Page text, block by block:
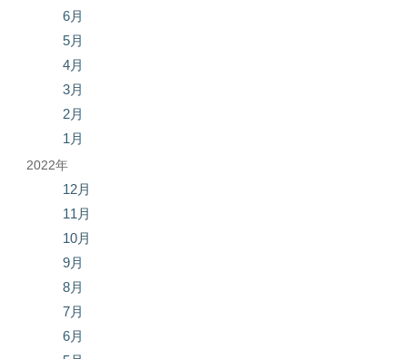
6月
5月
4月
3月
2月
1月
2022年
12月
11月
10月
9月
8月
7月
6月